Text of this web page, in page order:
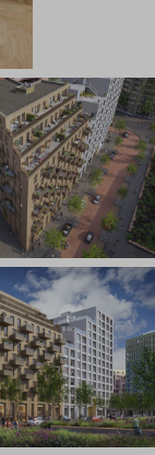
Inloggen